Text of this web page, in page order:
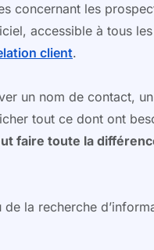
concernant les
accessible à tous
client.
un nom de contact,
tout ce dont ont
faire toute la
la recherche